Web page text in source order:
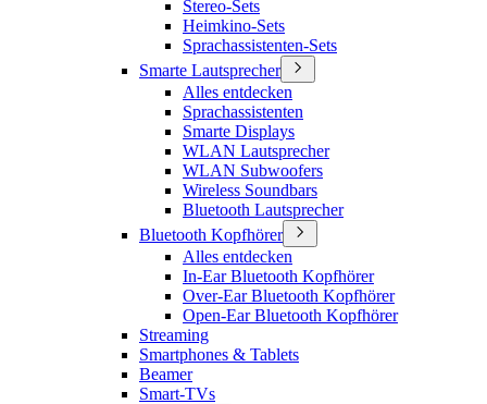
Stereo-Sets
Heimkino-Sets
Sprachassistenten-Sets
Smarte Lautsprecher
Alles entdecken
Sprachassistenten
Smarte Displays
WLAN Lautsprecher
WLAN Subwoofers
Wireless Soundbars
Bluetooth Lautsprecher
Bluetooth Kopfhörer
Alles entdecken
In-Ear Bluetooth Kopfhörer
Over-Ear Bluetooth Kopfhörer
Open-Ear Bluetooth Kopfhörer
Streaming
Smartphones & Tablets
Beamer
Smart-TVs